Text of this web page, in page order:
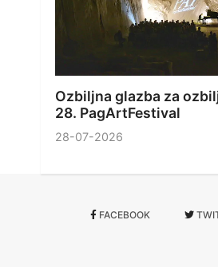
Ozbiljna glazba za
28. PagArtFestival
28-07-2026
FACEBOOK